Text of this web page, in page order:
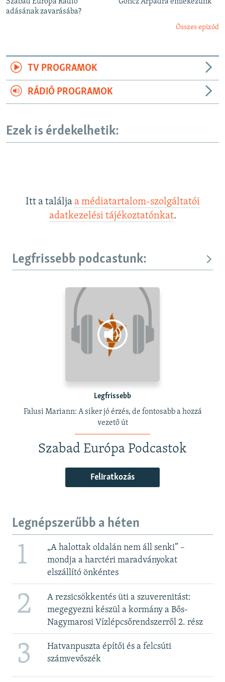
Szabad Európa Rádió
adásának zavarásába?
Göncz Árpádra emlékezünk
Összes epizód
TV PROGRAMOK
RÁDIÓ PROGRAMOK
Ezek is érdekelhetik:
Itt a találja a médiatartalom-szolgáltatói
adatkezelési tájékoztatónkat.
Legfrissebb podcastunk:
Legfrissebb
Falusi Mariann: A siker jó érzés, de fontosabb a hozzá
vezető út
Szabad Európa Podcastok
Feliratkozás
Legnépszerűbb a héten
1
„A halottak oldalán nem áll senki” –
mondja a harctéri maradványokat
elszállító önkéntes
2
A rezsicsökkentés üti a szuverenitást:
megegyezni készül a kormány a Bős-
Nagymarosi Vízlépcsőrendszerről 2. rész
3
Hatvanpuszta építői és a felcsúti
számvevőszék